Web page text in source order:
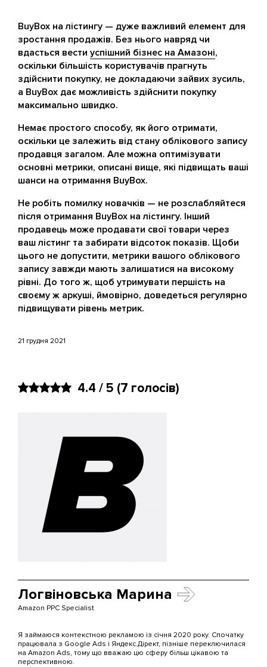
BuyBox на лістингу — дуже важливий елемент для
зростання продажів. Без нього навряд чи
вдасться вести успішний бізнес на Амазоні,
оскільки більшість користувачів прагнуть
здійснити покупку, не докладаючи зайвих зусиль,
а BuyBox дає можливість здійснити покупку
максимально швидко.
Немає простого способу, як його отримати,
оскільки це залежить від стану облікового запису
продавця загалом. Але можна оптимізувати
основні метрики, описані вище, які підвищать ваші
шанси на отримання BuyBox.
Не робіть помилку новачків — не розслабляйтеся
після отримання BuyBox на лістингу. Інший
продавець може продавати свої товари через
ваш лістинг та забирати відсоток показів. Щоби
цього не допустити, метрики вашого облікового
запису завжди мають залишатися на високому
рівні. До того ж, щоб утримувати першість на
своєму ж аркуші, ймовірно, доведеться регулярно
підвищувати рівень метрик.
21 грудня 2021
4.4 / 5 (7 голосів)
Логвіновська Марина
Amazon PPC Specialist
Я займаюся контекстною рекламою із січня 2020 року. Спочатку
працювала з Google Ads і Яндекс.Дірект, пізніше переключилася
на Amazon Ads, тому що вважаю цю сферу більш цікавою та
перспективною.